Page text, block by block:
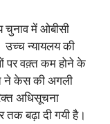
चुनाव में ओबीसी
उच्च न्यायलय की
पर वक़्त कम होने के
ने केस की अगली
अधिसूचना
तक बढ़ा दी गयी है।